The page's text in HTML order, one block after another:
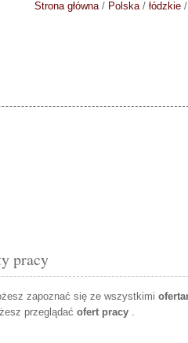
Strona główna/ Polska/ łódzkie
pracy
zapoznać się ze wszystkimi
przeglądać ofert pracy .